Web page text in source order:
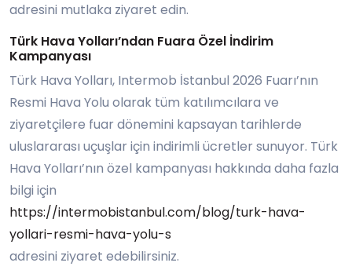
adresini mutlaka ziyaret edin.
Türk Hava Yolları’ndan Fuara Özel İndirim
Kampanyası
Türk Hava Yolları, Intermob İstanbul 2026 Fuarı’nın
Resmi Hava Yolu olarak tüm katılımcılara ve
ziyaretçilere fuar dönemini kapsayan tarihlerde
uluslararası uçuşlar için indirimli ücretler sunuyor. Türk
Hava Yolları’nın özel kampanyası hakkında daha fazla
bilgi için
https://intermobistanbul.com/blog/turk-hava-
yollari-resmi-hava-yolu-s
adresini ziyaret edebilirsiniz.